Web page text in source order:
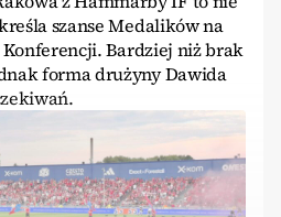
szanse Medalików na
Bardziej niż brak
forma drużyny Dawida